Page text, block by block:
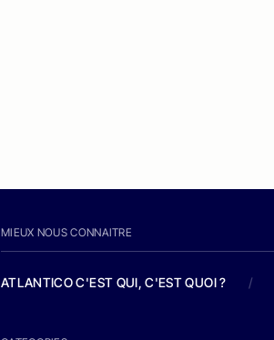
MIEUX NOUS CONNAITRE
ATLANTICO C'EST QUI, C'EST QUOI ? /